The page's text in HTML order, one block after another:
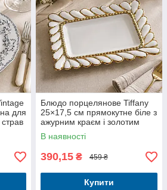
для
Блюдо порцелянове Tiffany
25×17,5 см прямокутне біле з
ажурним краєм і золотим
декором
В наявності
390,15 ₴ 459 ₴
Купити